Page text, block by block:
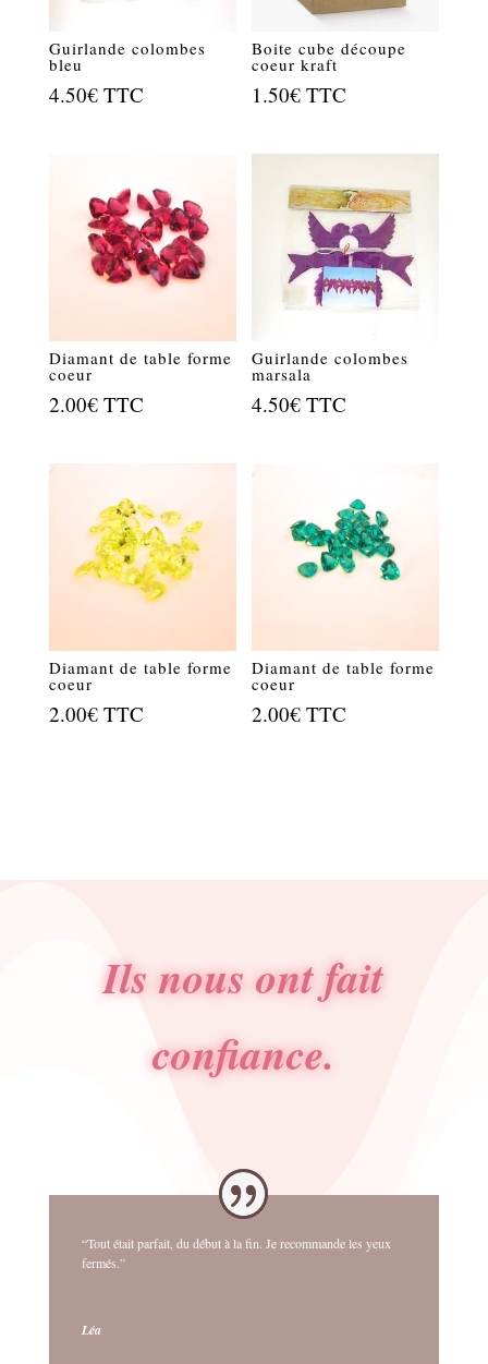
Guirlande colombes
bleu
4.50€ TTC
Boite cube découpe
coeur kraft
1.50€ TTC
Diamant de table forme
coeur
2.00€ TTC
Guirlande colombes
marsala
4.50€ TTC
Diamant de table forme
coeur
2.00€ TTC
Diamant de table forme
coeur
2.00€ TTC
Ils nous ont fait
confiance.
“Tout était parfait, du début à la fin. Je recommande les yeux
fermés.”
Léa